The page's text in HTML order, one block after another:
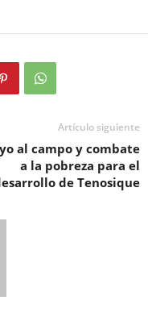
Artículo siguiente
al campo y combate
a la pobreza para el
de Tenosique